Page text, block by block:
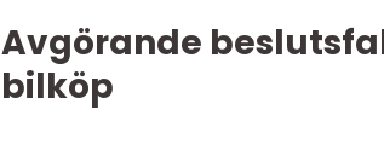
Avgörande
bilköp